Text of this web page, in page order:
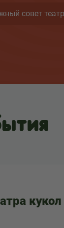
совет
кукол